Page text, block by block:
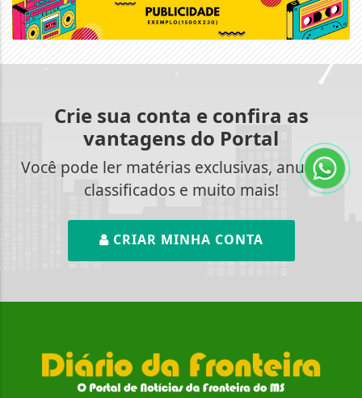
Crie sua conta e confira as
vantagens do Portal
Você pode ler matérias exclusivas, anunciar
classificados e muito mais!
CRIAR MINHA CONTA